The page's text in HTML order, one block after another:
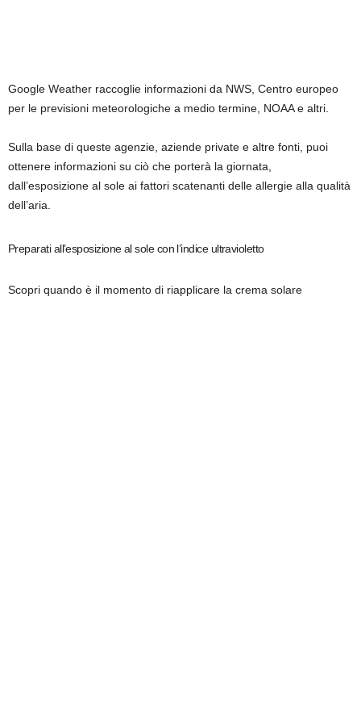
Google Weather raccoglie informazioni da NWS, Centro europeo
per le previsioni meteorologiche a medio termine, NOAA e altri.
Sulla base di queste agenzie, aziende private e altre fonti, puoi
ottenere informazioni su ciò che porterà la giornata,
dall’esposizione al sole ai fattori scatenanti delle allergie alla qualità
dell’aria.
Preparati all’esposizione al sole con l’indice ultravioletto
Scopri quando è il momento di riapplicare la crema solare